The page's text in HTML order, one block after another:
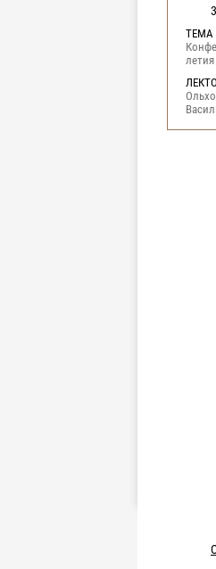
ТЕМА